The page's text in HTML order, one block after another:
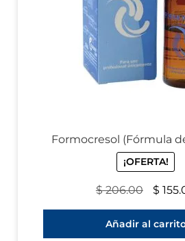
Formocresol (Fórmula
¡OFERTA!
$206.00 $
Añadir al